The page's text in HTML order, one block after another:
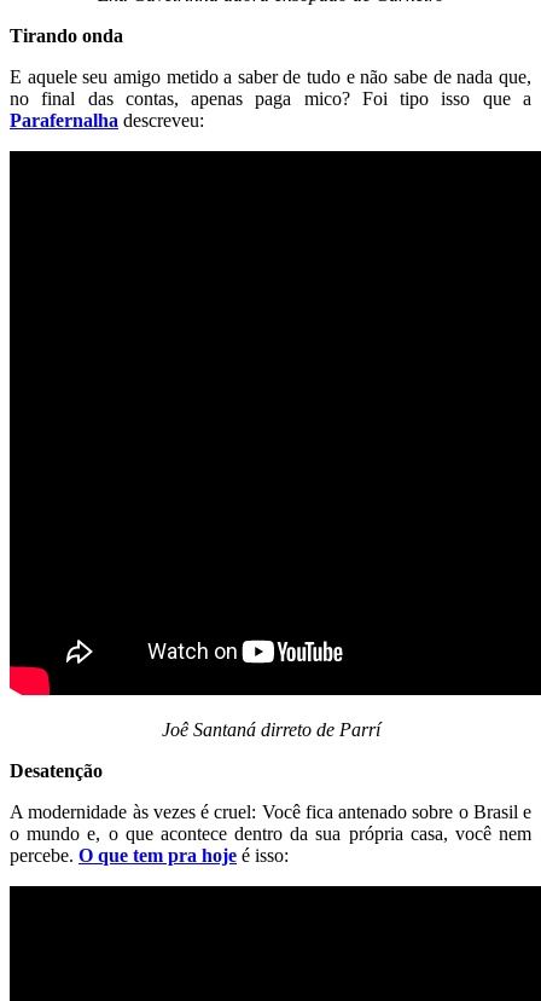
Tirando onda
E aquele seu amigo metido a saber de tudo e não sabe de nada que,
no final das contas, apenas paga mico? Foi tipo isso que a
Parafernalha descreveu:
Joê Santaná dirreto de Parrí
Desatenção
A modernidade às vezes é cruel: Você fica antenado sobre o Brasil e
o mundo e, o que acontece dentro da sua própria casa, você nem
percebe. O que tem pra hoje é isso: